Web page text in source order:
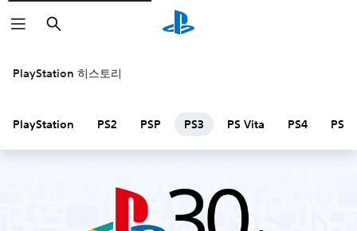
검
색
PlayStation 히스토리
PlayStation PS2 PSP PS3 PS Vita PS4 PS